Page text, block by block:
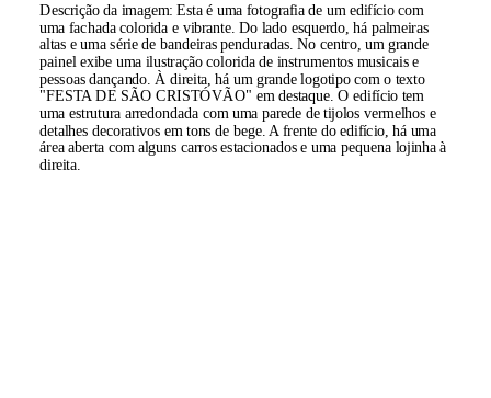
Descrição da imagem:Esta é uma fotografia de um edifício com
uma fachada colorida e vibrante. Do lado esquerdo, há palmeiras
altas e uma série de bandeiras penduradas. No centro, um grande
painel exibe uma ilustração colorida de instrumentos musicais e
pessoas dançando. À direita, há um grande logotipo com o texto
"FESTA DE SÃO CRISTÓVÃO" em destaque. O edifício tem
uma estrutura arredondada com uma parede de tijolos vermelhos e
detalhes decorativos em tons de bege. A frente do edifício, há uma
área aberta com alguns carros estacionados e uma pequena lojinha à
direita.